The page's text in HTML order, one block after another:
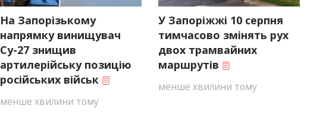
На Запорізькому
напрямку винищувач
Су-27 знищив
артилерійську позицію
російських військ
менше хвилини тому
У Запоріжжі 10 серпня
тимчасово змінять рух
двох трамвайних
маршрутів
менше хвилини тому